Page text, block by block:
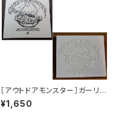
［アウトドアモンスター］ガーリッ
クボーイ転写ステッカー
¥1,650